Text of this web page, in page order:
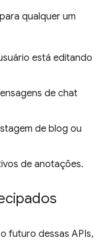
qualquer um
está editando
de chat
de blog ou
de anotações.
futuro dessas APIs,